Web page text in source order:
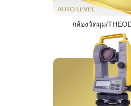
กล้องวัดมุม/